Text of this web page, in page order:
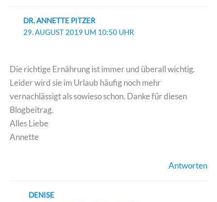
DR. ANNETTE PITZER
29. AUGUST 2019 UM 10:50 UHR
Die richtige Ernährung ist immer und überall wichtig.
Leider wird sie im Urlaub häufig noch mehr
vernachlässigt als sowieso schon. Danke für diesen
Blogbeitrag.
Alles Liebe
Annette
Antworten
DENISE